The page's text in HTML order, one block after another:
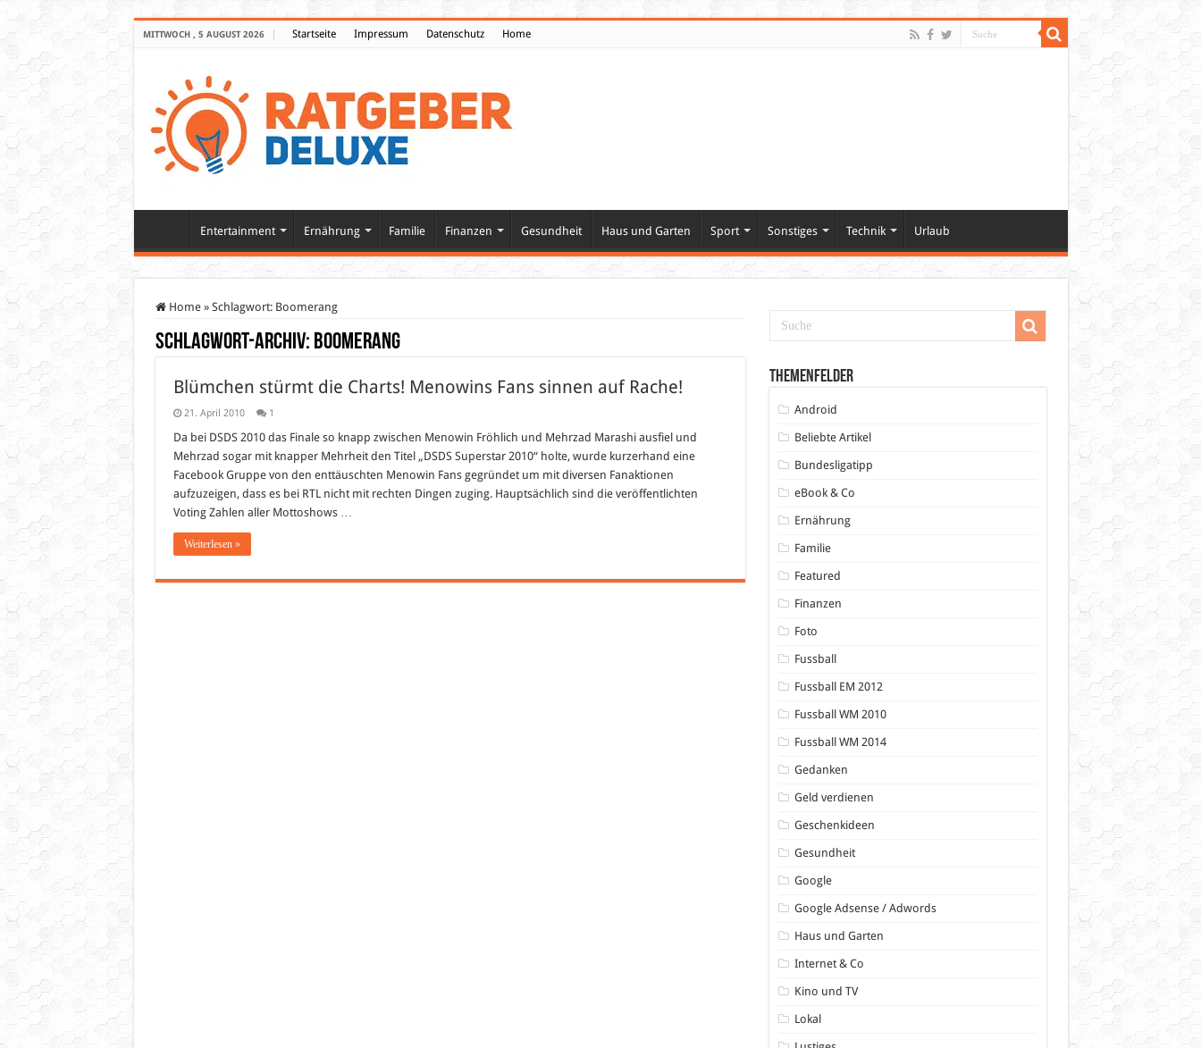
MITTWOCH , 5 AUGUST 2026 Startseite Impressum Datenschutz Home
Entertainment Ernährung Familie Finanzen Gesundheit Haus und Garten Sport Sonstiges Technik Urlaub
Home » Schlagwort: Boomerang
Schlagwort-Archiv: Boomerang
Blümchen stürmt die Charts! Menowins Fans sinnen auf Rache!
21. April 2010 1
Da bei DSDS 2010 das Finale so knapp zwischen Menowin Fröhlich und Mehrzad Marashi ausfiel und
Mehrzad sogar mit knapper Mehrheit den Titel „DSDS Superstar 2010“ holte, wurde kurzerhand eine
Facebook Gruppe von den enttäuschten Menowin Fans gegründet um mit diversen Fanaktionen
aufzuzeigen, dass es bei RTL nicht mit rechten Dingen zuging. Hauptsächlich sind die veröffentlichten
Voting Zahlen aller Mottoshows …
Weiterlesen »
Themenfelder
Android
Beliebte Artikel
Bundesligatipp
eBook & Co
Ernährung
Familie
Featured
Finanzen
Foto
Fussball
Fussball EM 2012
Fussball WM 2010
Fussball WM 2014
Gedanken
Geld verdienen
Geschenkideen
Gesundheit
Google
Google Adsense / Adwords
Haus und Garten
Internet & Co
Kino und TV
Lokal